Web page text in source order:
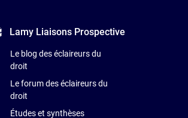
Lamy Liaisons Prospective
Le blog des éclaireurs du
droit
Le forum des éclaireurs du
droit
Études et synthèses